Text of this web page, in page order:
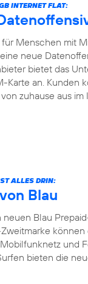
INTERNET FLAT:
Menschen mit
neue
bietet das
Karte an. Kunden
zuhause aus
ALLES DRIN:
Blau
neuen Blau
und
bieten die